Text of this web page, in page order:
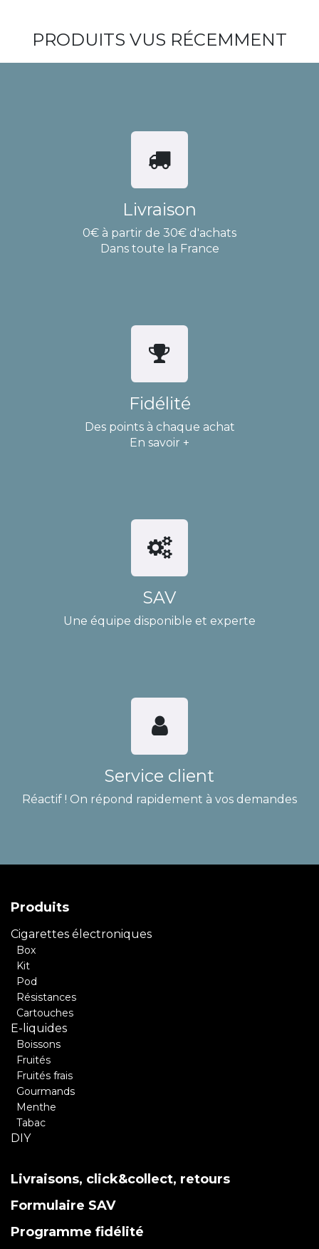
PRODUITS VUS RÉCEMMENT
Livraison
0€ à partir de 30€ d'achats
Dans toute la France
Fidélité
Des points à chaque achat
En savoir +
SAV
Une équipe disponible et experte
Service client
Réactif ! On répond rapidement à vos demandes
Produits
Cigarettes électroniques
Box
Kit
Pod
Résistances
Cartouches
E-liquides
Boissons
Fruités
Fruités frais
Gourmands
Menthe
Tabac
DIY
Livraisons, click&collect, retours
Formulaire SAV
Programme fidélité